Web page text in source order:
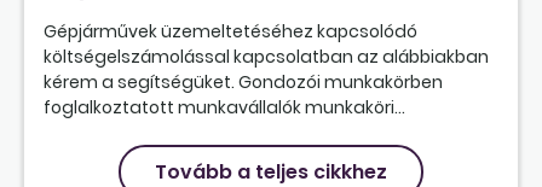
Gépjárművek üzemeltetéséhez kapcsolódó
költségelszámolással kapcsolatban az alábbiakban
kérem a segítségüket. Gondozói munkakörben
foglalkoztatott munkavállalók munkaköri...
Tovább a teljes cikkhez